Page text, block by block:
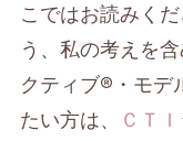
こではお読みく
う、私の考えを
クティブ®・モデ
たい方は、
ＣＴ